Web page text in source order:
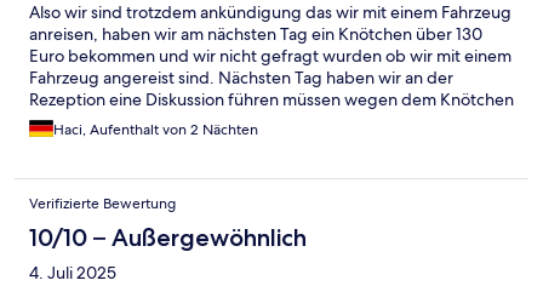
Also wir sind trotzdem ankündigung das wir mit einem Fahrzeug
anreisen, haben wir am nächsten Tag ein Knötchen über 130
Euro bekommen und wir nicht gefragt wurden ob wir mit einem
Fahrzeug angereist sind. Nächsten Tag haben wir an der
Rezeption eine Diskussion führen müssen wegen dem Knötchen
und wir wurden nicht korrekt behandelt und dazu noch
Beleidigungen anhören müssen. Also überlegt euch 2 mal ob
Haci, Aufenthalt von 2 Nächten
Verifizierte Bewertung
10/10 – Außergewöhnlich
4. Juli 2025